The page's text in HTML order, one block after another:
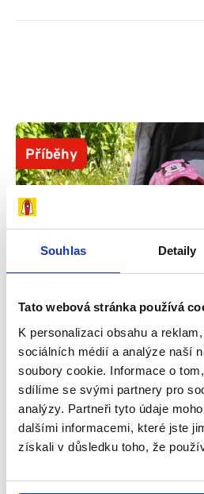
Souhlas Detaily
Tato webová stránka používá
K personalizaci obsahu a
sociálních médií a analýze naší
soubory cookie. Informace o
sdílíme se svými partnery pro
analýzy. Partneři tyto údaje
dalšími informacemi, které jste
získali v důsledku toho, že
Příběhy
29. 7. 2026